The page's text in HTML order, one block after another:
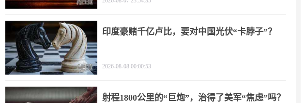
印度豪赌千亿卢比，要对中国光伏“卡脖子”？
2026-08-08 00:00:53
射程1800公里的“巨炮”，治得了美军“焦虑”吗？